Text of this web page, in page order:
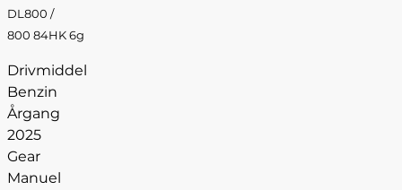
DL800 /
800 84HK 6g
Drivmiddel
Benzin
Årgang
2025
Gear
Manuel